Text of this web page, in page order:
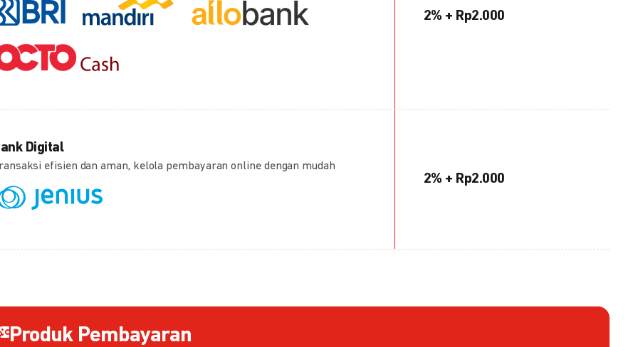
2% + Rp2.000
Digital
efisien dan aman, kelola pembayaran online dengan mudah
2% + Rp2.000
Produk Pembayaran